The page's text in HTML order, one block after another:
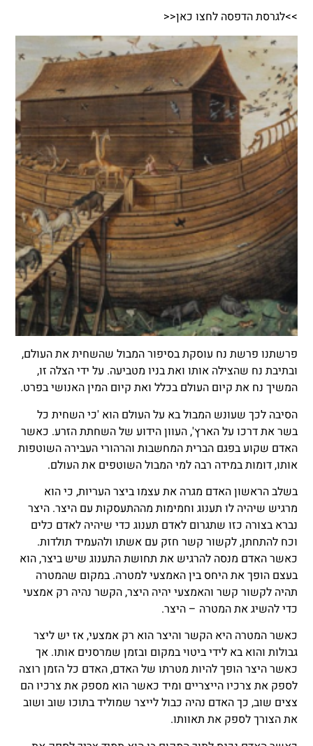
>>לגרסת הדפסה לחצו כאן<<
פרשתנו פרשת נח עוסקת בסיפור המבול שהשחית את העולם,
ובתיבת נח שהצילה אותו ואת בניו מטביעה. על ידי הצלה זו,
המשיך נח את קיום העולם בכלל ואת קיום המין האנושי בפרט.
הסיבה לכך שעונש המבול בא על העולם הוא 'כי השחית כל
בשר את דרכו על הארץ', העוון הידוע של השחתת הזרע. כאשר
האדם שקוע בפגם הברית המחשבות והרהורי העבירה השוטפות
אותו, דומות במידה רבה למי המבול השוטפים את העולם.
בשלב הראשון האדם מגרה את עצמו ביצר העריות, כי הוא
מרגיש שיהיה לו תענוג וחמימות מההתעסקות עם היצר. היצר
נברא בצורה כזו שתגרום לאדם תענוג כדי שיהיה לאדם כלים
וכח להתחתן, לקשור קשר חזק עם אשתו ולהעמיד תולדות.
כאשר האדם מנסה להרגיש את תחושת התענוג שיש ביצר, הוא
בעצם הופך את היחס בין האמצעי למטרה. במקום שהמטרה
תהיה לקשור קשר והאמצעי יהיה היצר, הקשר נהיה רק אמצעי
כדי להשיג את המטרה – היצר.
כאשר המטרה היא הקשר והיצר הוא רק אמצעי, אז יש ליצר
גבולות והוא בא לידי ביטוי במקום ובזמן שמרסנים אותו. אך
כאשר היצר הופך להיות מטרתו של האדם, האדם כל הזמן רוצה
לספק את צרכיו הייצריים ומיד כאשר הוא מספק את צרכיו הם
צצים שוב, כך האדם נהיה כבול לייצר שמוליד בתוכו שוב ושוב
את הצורך לספק את תאוותו.